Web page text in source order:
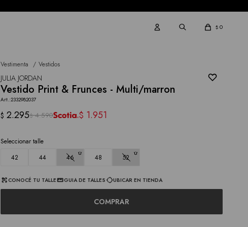
$ 0
Vestimenta Vestidos
JULIA JORDAN
Vestido Print & Frunces - Multi/marron
2332982037
$ 2.295$ 4.590 $ 1.951
Seleccionar talle
42
44 46 48 52
CONOCÉ TU TALLE GUIA DE TALLES UBICAR EN TIENDA
COMPRAR